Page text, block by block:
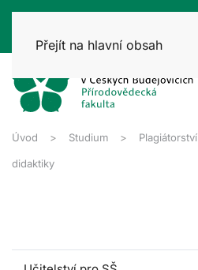
Přejít na hlavní obsah
Úvod Studium Plagiátorství
didaktiky